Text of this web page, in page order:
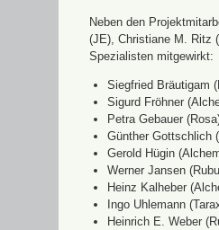
Neben den
(JE), Christiane M. Ritz
Spezialisten mitgewirkt:
Siegfried Bräutigam
Sigurd Fröhner
Petra Gebauer
Günther Gottschlich
Gerold Hügin
Werner Jansen
Heinz Kalheber
Ingo Uhlemann
Heinrich E. Weber